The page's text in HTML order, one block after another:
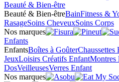
Beauté & Bien-être
Beauté & Bien-êtreBainFitness &
RasageSoins CheveuxSoins Corps
Nos marques
Enfants
EnfantsBoîtes à GoûterChaussettes
JeuxLoisirs Créatifs EnfantMontres
DosVeilleusesVerres Enfant
Nos marques